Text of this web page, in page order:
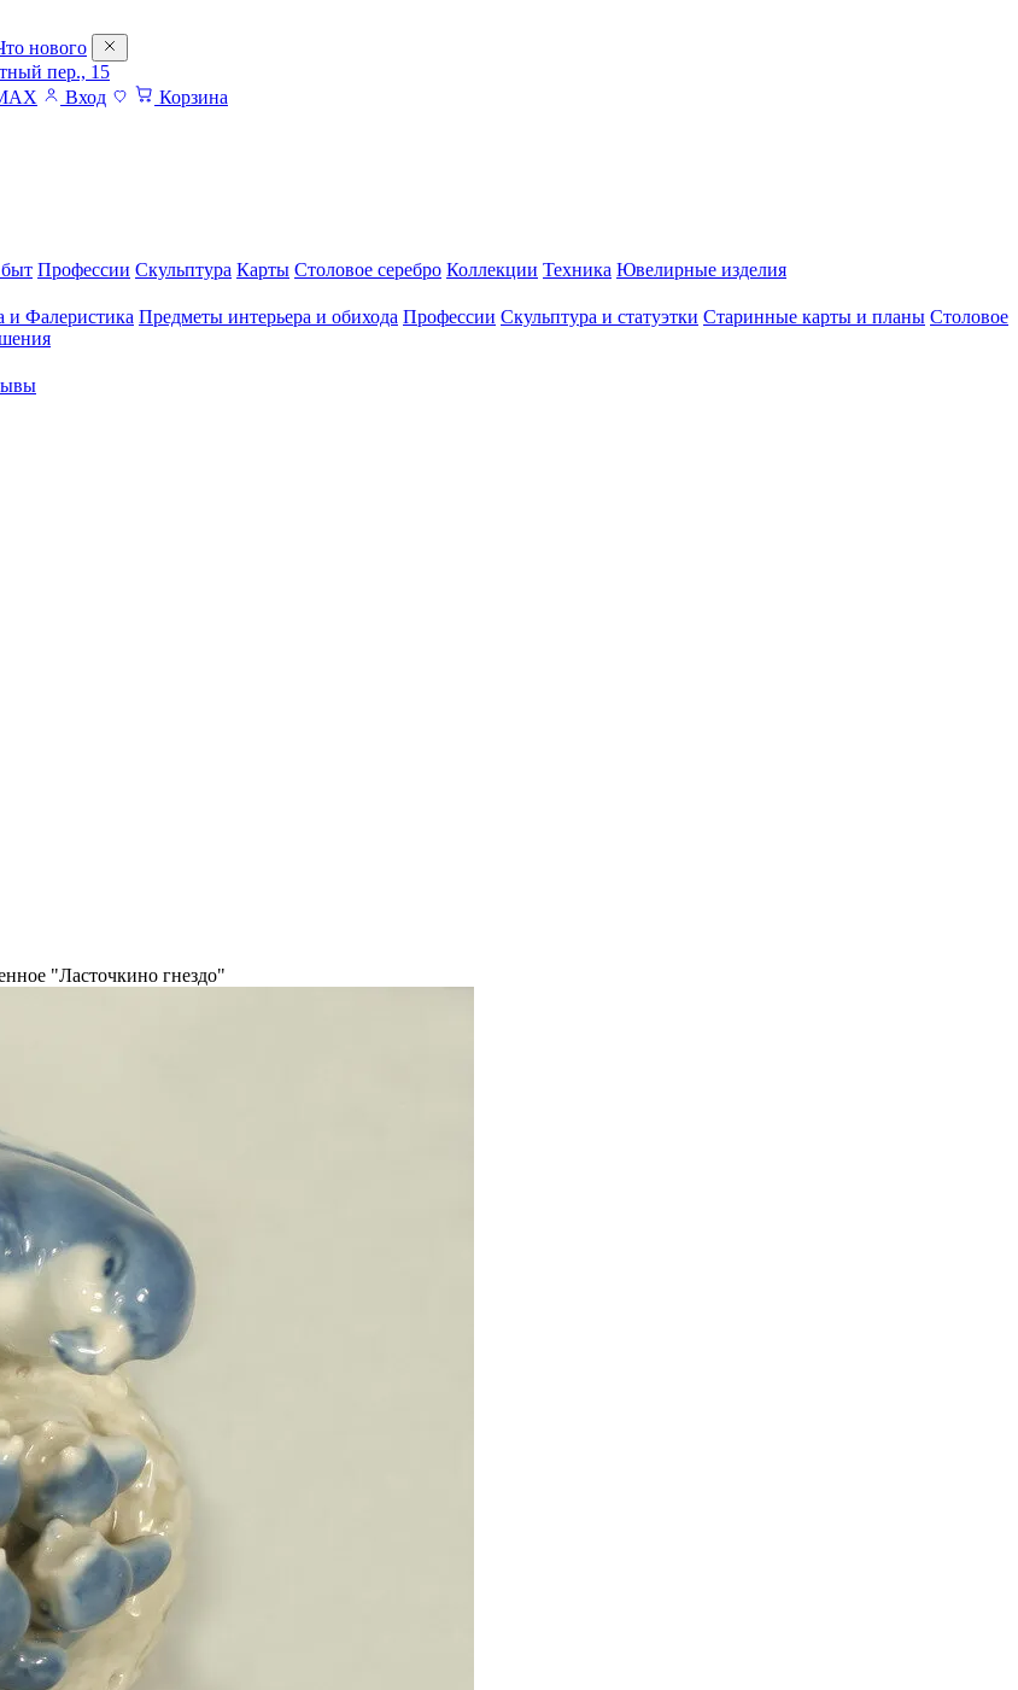
нового
пер., 15
Вход Корзина
Профессии Скульптура Карты Столовое серебро Коллекции Техника Ювелирные изделия
и Фалеристика Предметы интерьера и обихода Профессии Скульптура и статуэтки Старинные карты и планы Столовое
"Ласточкино гнездо"